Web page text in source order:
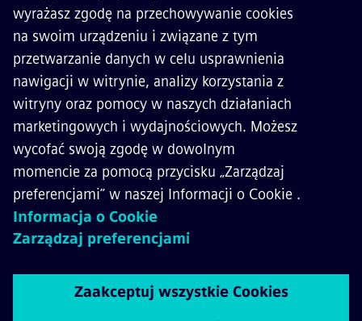
KONTAKT
KARIERA
Siemens Mobility 2026
Polityka prywatności
Polityka cookies